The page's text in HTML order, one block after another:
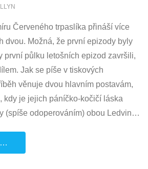
Červeného trpaslíka přináší více
dvou. Možná, že první epizody byly
první půlku letošních epizod završili,
Jak se píše v tiskových
věnuje dvou hlavním postavám,
kdy je jejich páníčko-kočičí láska
(spíše odoperováním) obou Ledvin…